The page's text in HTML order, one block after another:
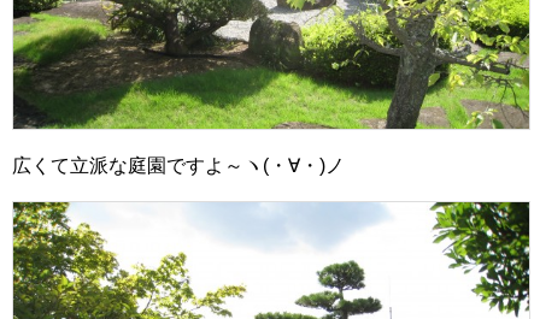
広くて立派な庭園ですよ～ヽ(・∀・)ノ